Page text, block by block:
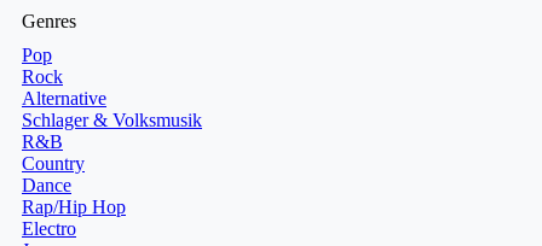
Genres
Pop
Rock
Alternative
Schlager & Volksmusik
R&B
Country
Dance
Rap/Hip Hop
Electro